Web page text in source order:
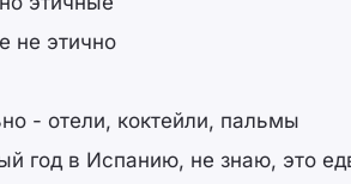
не этично
- отели, коктейли, пальмы
год в Испанию, не знаю, это